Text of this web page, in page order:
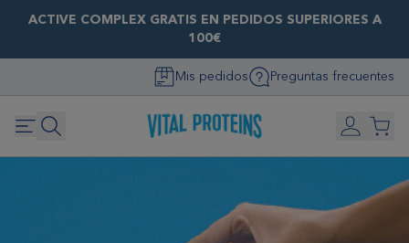
ACTIVE COMPLEX GRATIS EN PEDIDOS SUPERIORES A
100€
Mis pedidos Preguntas frecuentes